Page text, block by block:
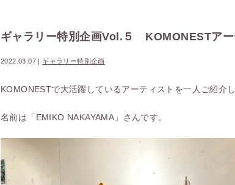
ギャラリー特別企画Vol.５ KOMONESTア
2022.03.07 | ギャラリー特別企画
KOMONESTで大活躍しているアーティストを一人ご紹介
名前は「EMIKO NAKAYAMA」さんです。